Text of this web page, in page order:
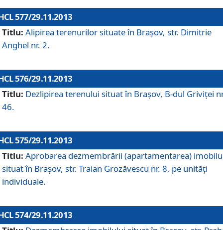
577/29.11.2013
Titlu: Alipirea terenurilor situate în Braşov, str. Dimitrie
Anghel nr. 2.
576/29.11.2013
Titlu: Dezlipirea terenului situat în Braşov, B-dul Griviţei
46.
575/29.11.2013
Titlu: Aprobarea dezmembrării (apartamentarea)
situat în Braşov, str. Traian Grozăvescu nr. 8, pe unităţi
individuale.
574/29.11.2013